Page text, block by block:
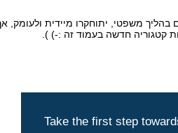
בהליך משפטי, יתוחקרו מיידית ולעומק,
קטגוריה חדשה בעמוד זה :-) ).
Take the first step
We can help you